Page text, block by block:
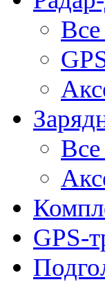
GPS-